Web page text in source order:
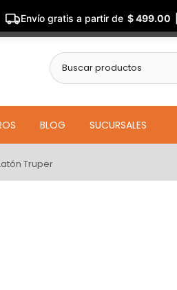
Envío gratis a partir de $ 499.00
BLOG SUCURSALES
Truper